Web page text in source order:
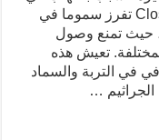
الجسم، وتعرف باسم Clostridium tetanus تفرز سموما في
حيث تمنع وصول
تعيش هذه
في التربة والسماد
…